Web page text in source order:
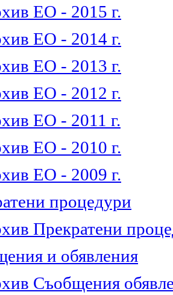
ЕО - 2015 г.
ЕО - 2014 г.
ЕО - 2013 г.
ЕО - 2012 г.
ЕО - 2011 г.
ЕО - 2010 г.
ЕО - 2009 г.
процедури
Прекратени
и обявления
Съобщения